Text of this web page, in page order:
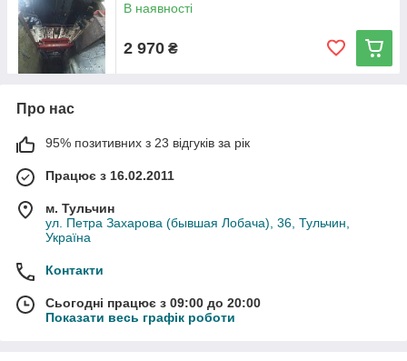
В наявності
2 970 ₴
Про нас
95% позитивних з 23 відгуків за рік
Працює з 16.02.2011
м. Тульчин
ул. Петра Захарова (бывшая Лобача), 36, Тульчин,
Україна
Контакти
Сьогодні працює з 09:00 до 20:00
Показати весь графік роботи